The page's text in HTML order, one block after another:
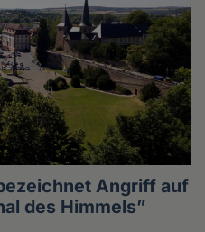
Angriff auf
des Himmels”